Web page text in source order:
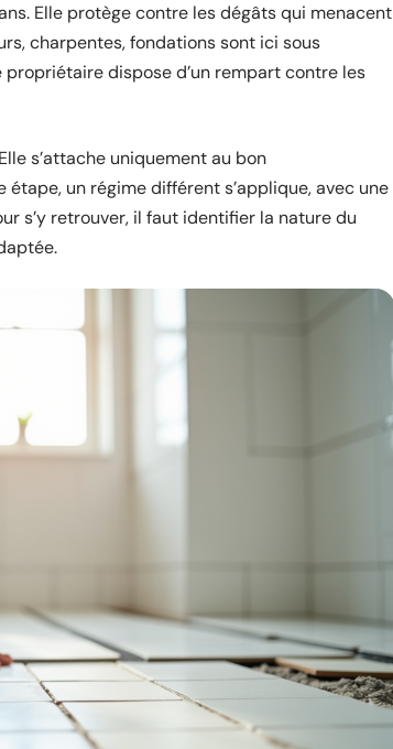
Elle protège contre les dégâts qui menacent
charpentes, fondations sont ici sous
propriétaire dispose d’un rempart contre les
s’attache uniquement au bon
un régime différent s’applique, avec une
s’y retrouver, il faut identifier la nature du